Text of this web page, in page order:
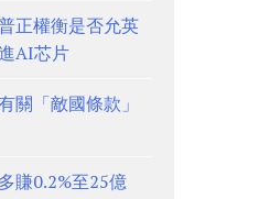
正權衡是否允英
AI芯片
關「敵國條款」
賺0.2%至25億